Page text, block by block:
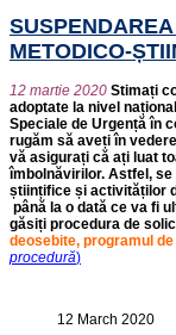
METODICO-
12 martie 2020 Stimați
adoptate la nivel naț
Speciale de Urgență în
rugăm să avețiîn
vă asigurați că ați luat
îmbolnăvirilor. Astfel, se
științifice și activităților
până la o dată ce va fi
găsiți procedura de
deosebite, programul
procedură)
12 March 2020